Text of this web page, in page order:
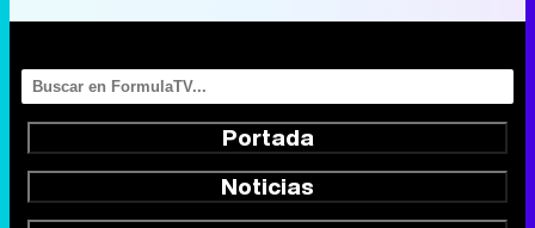
Portada
Noticias